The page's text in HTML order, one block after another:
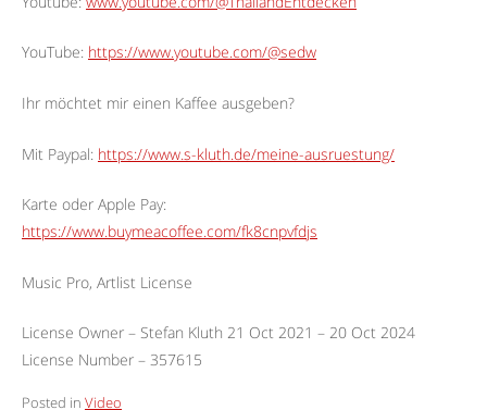
YouTube: https://www.youtube.com/@sedw
Ihr möchtet mir einen Kaffee ausgeben?
Mit Paypal: https://www.s-kluth.de/meine-ausruestung/
Karte oder Apple Pay:
https://www.buymeacoffee.com/fk8cnpvfdjs
Music Pro, Artlist License
License Owner – Stefan Kluth 21 Oct 2021 – 20 Oct 2024
License Number – 357615
Posted in Video